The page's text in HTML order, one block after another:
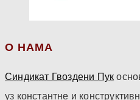
О НАМА
Синдикат Гвоздени Пук
уз константне и